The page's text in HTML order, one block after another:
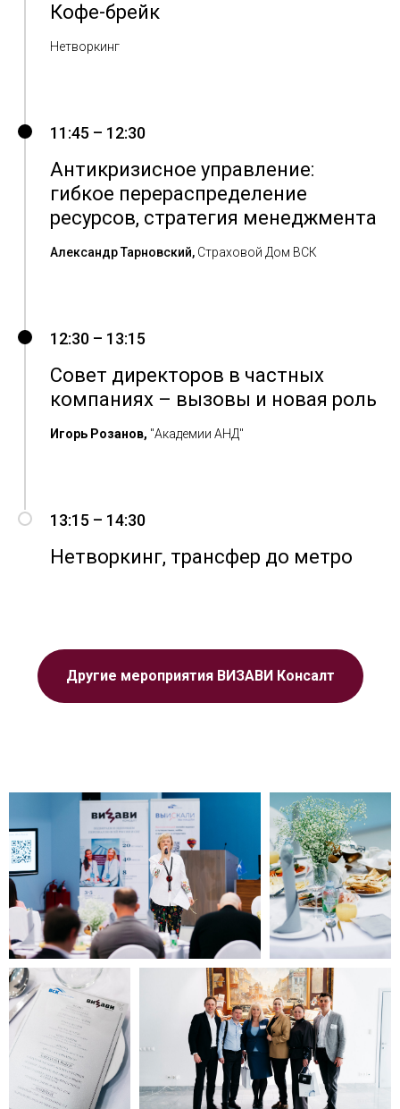
Кофе-брейк
Нетворкинг
11:45 – 12:30
Антикризисное управление:
гибкое перераспределение
ресурсов, стратегия менеджмента
Александр Тарновский, Страховой Дом ВСК
12:30 – 13:15
Совет директоров в частных
компаниях – вызовы и новая роль
Игорь Розанов, "Академии АНД"
13:15 – 14:30
Нетворкинг, трансфер до метро
Другие мероприятия ВИЗАВИ Консалт